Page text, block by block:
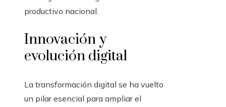
productivo nacional.
Innovación y
evolución digital
La transformación digital se ha vuelto
un pilar esencial para ampliar el